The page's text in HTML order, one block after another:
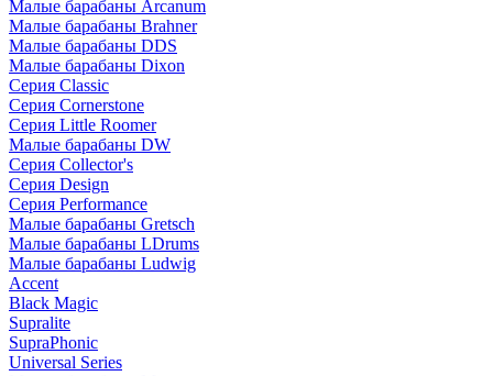
Малые барабаны Arcanum
Малые барабаны Brahner
Малые барабаны DDS
Малые барабаны Dixon
Серия Classic
Серия Cornerstone
Серия Little Roomer
Малые барабаны DW
Серия Collector's
Серия Design
Серия Performance
Малые барабаны Gretsch
Малые барабаны LDrums
Малые барабаны Ludwig
Accent
Black Magic
Supralite
SupraPhonic
Universal Series